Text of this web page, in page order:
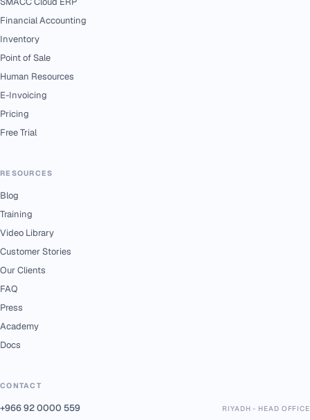
Financial Accounting
Inventory
Point of Sale
Human Resources
E-Invoicing
Pricing
Free Trial
RESOURCES
Blog
Training
Video Library
Customer Stories
Our Clients
FAQ
Press
Academy
Docs
CONTACT
+966 92 0000 559 RIYADH - HEAD OFFICE